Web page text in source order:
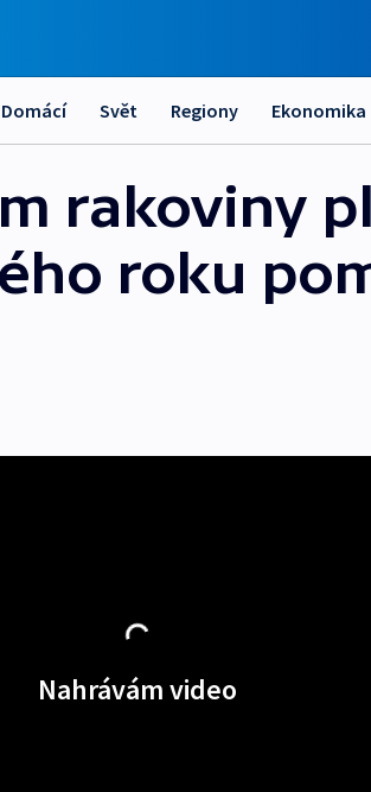
Domácí Svět Regiony Ekonomika
rakoviny
roku
Nahrávám video